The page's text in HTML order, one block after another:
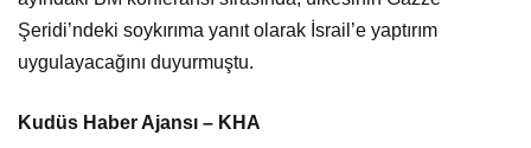
Şeridi’ndeki soykırıma yanıt olarak İsrail’e yaptırım
uygulayacağını duyurmuştu.
Kudüs Haber Ajansı – KHA